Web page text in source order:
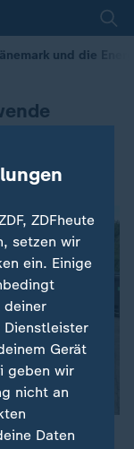
und die
ZDFheute
setzen wir
ein. Einige
Dienstleister
Gerät
geben wir
nicht an
Daten